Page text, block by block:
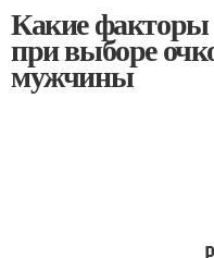
Какие факторы
при выборе
мужчины